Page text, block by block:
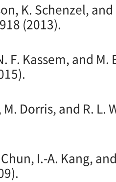
K. Schenzel,
(2013).
F. Kassem, and
Dorris, and R. L.
I.-A. Kang,